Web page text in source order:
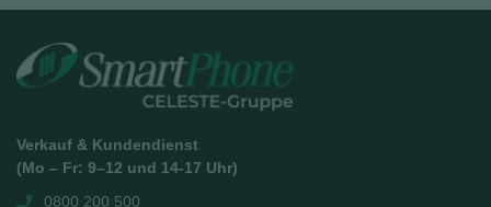
Verkauf & Kundendienst
(Mo – Fr: 9–12 und 14-17 Uhr)
0800 200 500